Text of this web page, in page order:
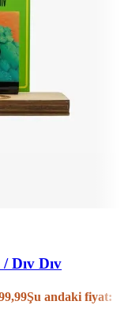
Dıv Dıv
Şu andaki fiyat: